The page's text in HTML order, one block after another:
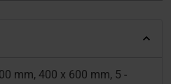
mm, 400 x 600 mm, 5 -